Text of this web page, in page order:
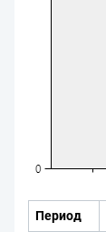
Период